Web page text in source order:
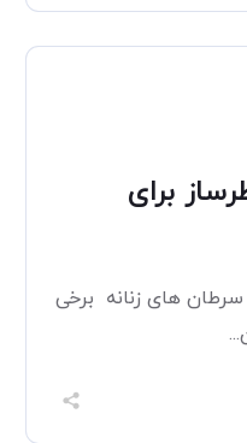
برای
های زنانه برخی